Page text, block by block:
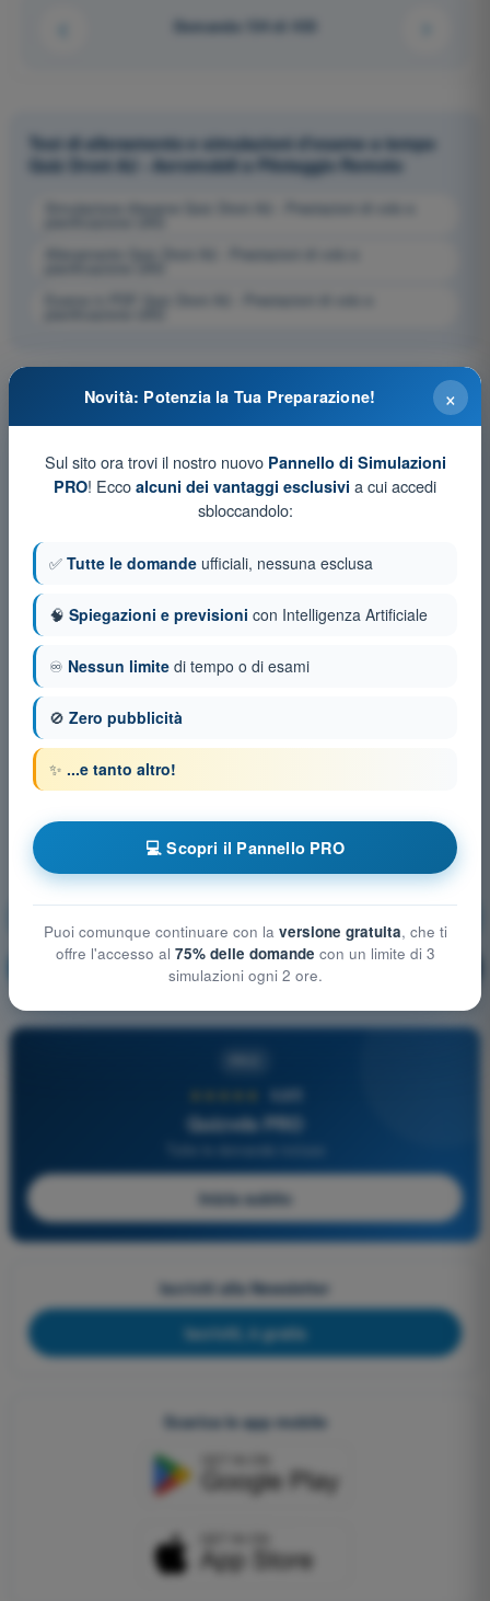
Domanda 134 di 433
Test di allenamento e simulazioni d'esame a tempo
Quiz Droni A2 - Aeromobili a Pilotaggio Remoto
Simulazione d'esame Quiz Droni A2 - Prestazioni di volo e
Allenamento Quiz Droni A2 - Prestazioni di volo e
Esame in PDF Quiz Droni A2 - Prestazioni di volo e
🔒 PRO Spiegazione domanda
4,6/5
Quizvds PRO
Inizia subito
Iscriviti alla Newsletter
Iscriviti, è gratis
Scarica le app mobile
×
Novità: Potenzia la Tua Preparazione!
Sul sito ora trovi il nostro nuovo Pannello di Simulazioni
PRO! Ecco alcuni dei vantaggi esclusivi a cui accedi
sbloccandolo:
✅ Tutte le domande ufficiali, nessuna esclusa
🧠 Spiegazioni e previsioni con Intelligenza Artificiale
♾️ Nessun limite di tempo o di esami
🚫 Zero pubblicità
✨ ...e tanto altro!
💻 Scopri il Pannello PRO
Puoi comunque continuare con la versione gratuita, che ti
offre l'accesso al 75% delle domande con un limite di 3
simulazioni ogni 2 ore.